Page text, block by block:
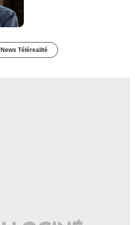
News Télérealité